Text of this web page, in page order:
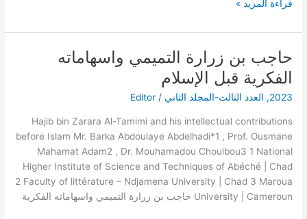
قراءة المزيد »
حاجب بن زرارة التميمي واسهاماته
الفكرية قبل الإسلام
2023
, العدد الثالث-المجلد الثاني /
Editor
Hajib bin Zarara Al-Tamimi and his intellectual contributions
before Islam Mr. Barka Abdoulaye Abdelhadi*1 , Prof. Ousmane
Mahamat Adam2 , Dr. Mouhamadou Chouibou3 1 National
Higher Institute of Science and Techniques of Abéché | Chad
2 Faculty of littérature – Ndjamena University | Chad 3 Maroua
University | Cameroun حاجب بن زرارة التميمي واسهاماته الفكرية
حاجب
بن
زرارة
التميمي
الإسلام